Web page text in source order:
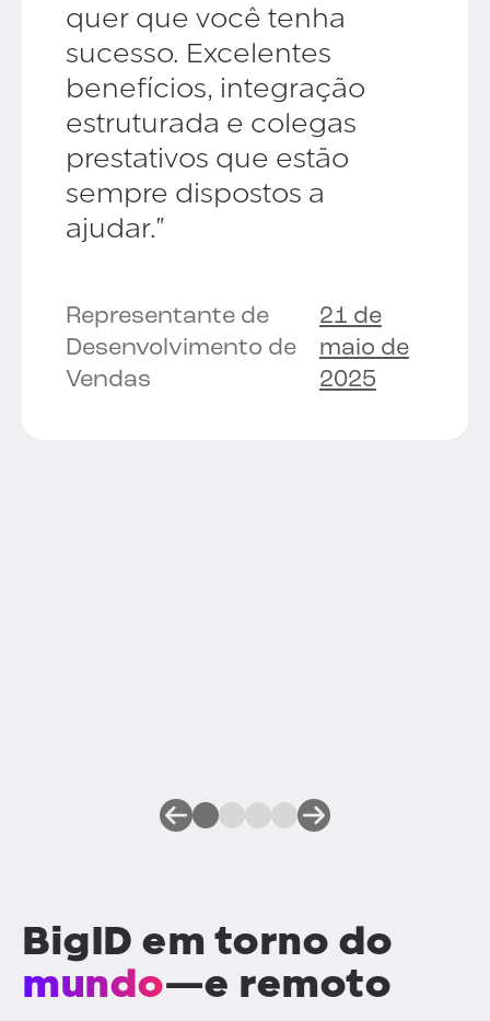
quer que você tenha
sucesso. Excelentes
benefícios, integração
estruturada e colegas
prestativos que estão
sempre dispostos a
ajudar."
Representante de
Desenvolvimento de
Vendas
21 de
maio de
2025
BigID em torno do
mundo—e remoto